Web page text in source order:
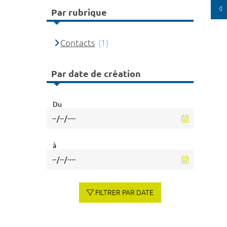
Par rubrique
Contacts (1)
Par date de création
Du
à
FILTRER PAR DATE